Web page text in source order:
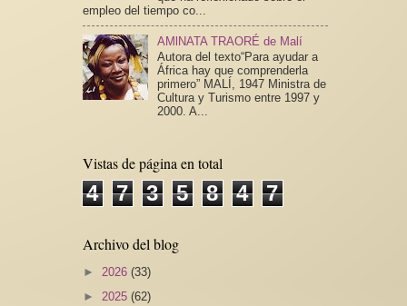
empleo del tiempo co...
AMlNATA TRAORÉ de Malí
Autora del texto“Para ayudar a
África hay que comprenderla
primero” MALÍ, 1947 Ministra de
Cultura y Turismo entre 1997 y
2000. A...
Vistas de página en total
4 7 3 5 8 4 7
Archivo del blog
► 2026 (33)
► 2025 (62)